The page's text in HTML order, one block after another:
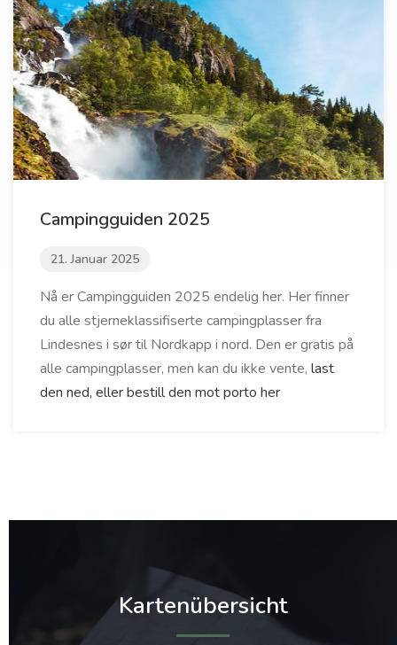
Campingguiden 2025
21. Januar 2025
Nå er Campingguiden 2025 endelig her. Her finner
du alle stjerneklassifiserte campingplasser fra
Lindesnes i sør til Nordkapp i nord. Den er gratis på
alle campingplasser, men kan du ikke vente, last
den ned, eller bestill den mot porto her
Kartenübersicht